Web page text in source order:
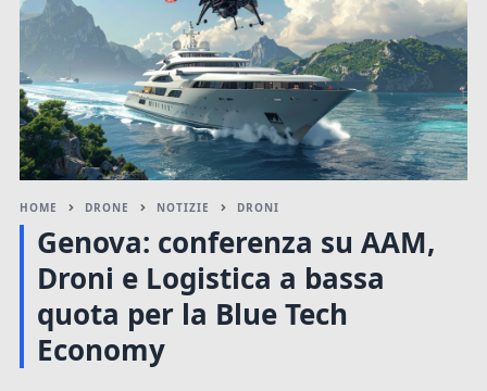
HOME DRONE NOTIZIE DRONI
Genova: conferenza su AAM,
Droni e Logistica a bassa
quota per la Blue Tech
Economy